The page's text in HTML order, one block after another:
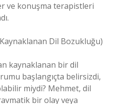
ve konuşma terapistleri
Dil Bozukluğu)
kaynaklanan bir dil
başlangıçta belirsizdi,
miydi? Mehmet, dil
bir olay veya